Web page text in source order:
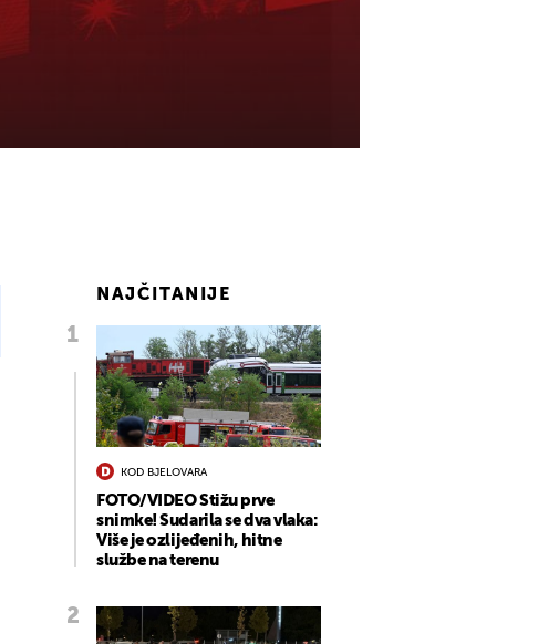
NAJČITANIJE
KOD BJELOVARA
FOTO/VIDEO Stižu prve
snimke! Sudarila se dva vlaka:
Više je ozlijeđenih, hitne
službe na terenu